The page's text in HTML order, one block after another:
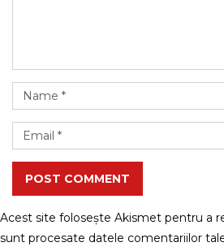
POST COMMENT
Acest site folosește Akismet pentru a
sunt procesate datele comentariilor